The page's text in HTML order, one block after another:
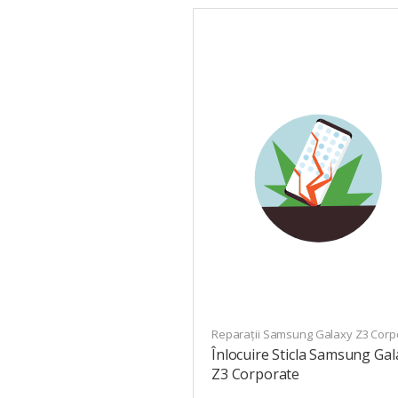
Reparații Samsung Galaxy Z3
Înlocuire Sticla Samsung
Z3 Corporate